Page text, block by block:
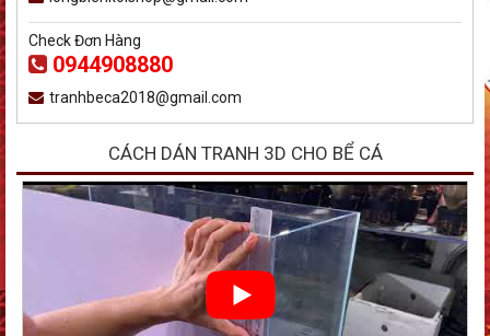
Check Đơn Hàng
0944908880
tranhbeca2018@gmail.com
CÁCH DÁN TRANH 3D CHO BỂ CÁ